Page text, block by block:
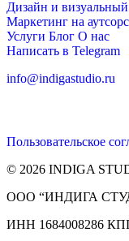
Дизайн и
Маркетинг на
Услуги Блог О нас
Написать в Telegram
info@indigastudio.ru
Пользовательское
© 2026 INDIGA
ООО “ИНДИГА
ИНН 1684008286